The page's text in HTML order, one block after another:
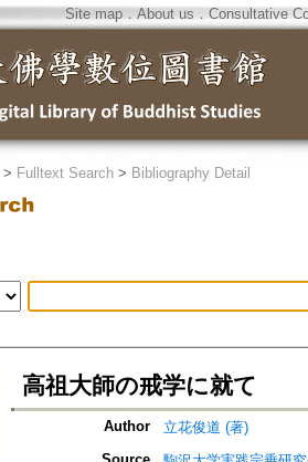
Site map．About us ． Consultative
> Fulltext Search > Bibliography Detail
高祖大師の戒学に就て
Author
立花俊道 (著)